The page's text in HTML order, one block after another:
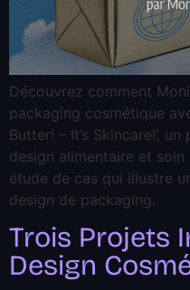
Découvrez comment
packaging cosmétique
Butter! – It’s Skincare!’,
design alimentaire et
étude de cas qui illustre
design de packaging.
Trois Projets
Design